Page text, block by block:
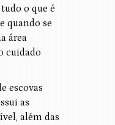
o que é
quando se
área
cuidado
escovas
as
além das